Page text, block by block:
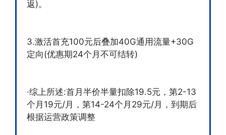
返)。
3.激活首充100元后叠加40G通用流量+30G
定向(优惠期24个月不可结转)
·综上所述:首月半价半量扣除19.5元，第2-13
个月19元/月，第14-24个月29元/月，到期后
根据运营政策调整